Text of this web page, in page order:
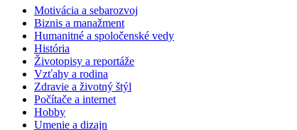
Motivácia a sebarozvoj
Biznis a manažment
Humanitné a spoločenské vedy
História
Životopisy a reportáže
Vzťahy a rodina
Zdravie a životný štýl
Počítače a internet
Hobby
Umenie a dizajn